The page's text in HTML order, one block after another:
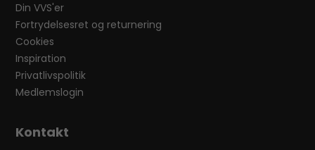
Din VVS'er
Fortrydelsesret og returnering
Cookies
Inspiration
Privatlivspolitik
Medlemslogin